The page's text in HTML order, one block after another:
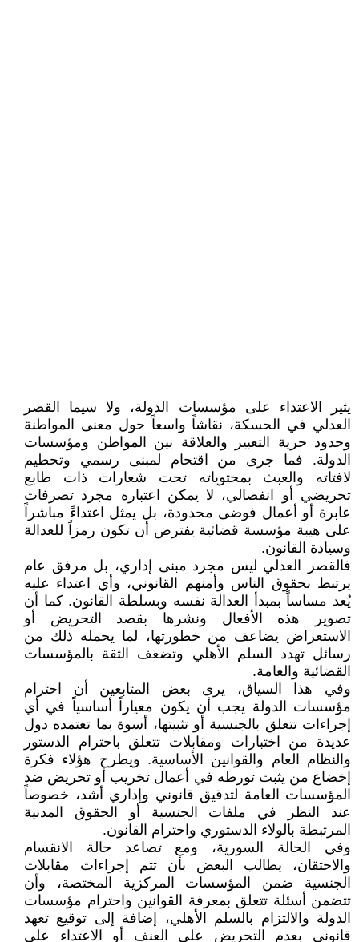
يثير الاعتداء على مؤسسات الدولة، ولا سيما القصر
العدلي في الحسكة، نقاشاً واسعاً حول معنى المواطنة
وحدود حرية التعبير والعلاقة بين المواطن ومؤسسات
الدولة. فما جرى من اقتحام لمبنى رسمي وتحطيم
لافتاته والعبث بمحتوياته تحت شعارات ذات طابع
تحريضي أو انفصالي، لا يمكن اعتباره مجرد تصرفات
عابرة أو أعمال فوضى محدودة، بل يمثل اعتداءً مباشراً
على هيبة مؤسسة قضائية يفترض أن تكون رمزاً للعدالة
وسيادة القانون.
فالقصر العدلي ليس مجرد مبنى إداري، بل مرفق عام
يرتبط بحقوق الناس وأمنهم القانوني، وأي اعتداء عليه
يُعد مساساً بمبدأ العدالة نفسه وبسلطة القانون. كما أن
تصوير هذه الأفعال ونشرها بقصد التحريض أو
الاستعراض يضاعف من خطورتها، لما يحمله ذلك من
رسائل تهدد السلم الأهلي وتضعف الثقة بالمؤسسات
القضائية والعامة.
وفي هذا السياق، يرى بعض المتابعين أن احترام
مؤسسات الدولة يجب أن يكون معياراً أساسياً في أي
إجراءات تتعلق بالجنسية أو تثبيتها، أسوة بما تعتمده دول
عديدة من اختبارات ومقابلات تتعلق باحترام الدستور
والنظام العام والقوانين الأساسية. ويطرح هؤلاء فكرة
إخضاع من يثبت تورطه في أعمال تخريب أو تحريض ضد
المؤسسات العامة لتدقيق قانوني وإداري أشد، خصوصاً
عند النظر في ملفات الجنسية أو الحقوق المدنية
المرتبطة بالولاء الدستوري واحترام القانون.
وفي الحالة السورية، ومع تصاعد حالة الانقسام
والاحتقان، يطالب البعض بأن تتم إجراءات مقابلات
الجنسية ضمن المؤسسات المركزية المختصة، وأن
تتضمن أسئلة تتعلق بمعرفة القوانين واحترام مؤسسات
الدولة والالتزام بالسلم الأهلي، إضافة إلى توقيع تعهد
قانوني بعدم التحريض على العنف أو الاعتداء على